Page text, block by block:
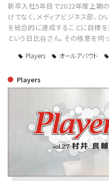
新卒入社5年目で2022年度上期の
けでなく、メディアビジネス部、
を総合的に達成することに目標
という日比谷さん。その極意を伺っ
Players オールアバウト
Players